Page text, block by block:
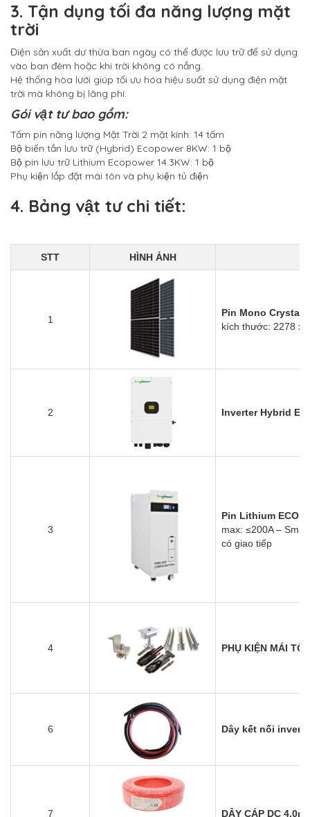
3. Tận dụng tối đa năng lượng mặt
trời
Điện sản xuất dư thừa ban ngày có thể được lưu trữ để sử dụng
vào ban đêm hoặc khi trời không có nắng.
Hệ thống hòa lưới giúp tối ưu hóa hiệu suất sử dụng điện mặt
trời mà không bị lãng phí.
Gói vật tư bao gồm:
Tấm pin năng lượng Mặt Trời 2 mặt kính: 14 tấm
Bộ biến tần lưu trữ (Hybrid) Ecopower 8KW: 1 bộ
Bộ pin lưu trữ Lithium Ecopower 14.3KW: 1 bộ
Phụ kiện lắp đặt mái tôn và phụ kiện tủ điện
4. Bảng vật tư chi tiết:
STT HÌNH ẢNH
1
Pin Mono Crystal
kích thước: 2278 x
2 Inverter Hybrid
3
Pin Lithium
max: ≤200A–
có giao tiếp
4 PHỤ KIỆN MÁI
6 Dây kết nối
7 DÂY CÁP DC